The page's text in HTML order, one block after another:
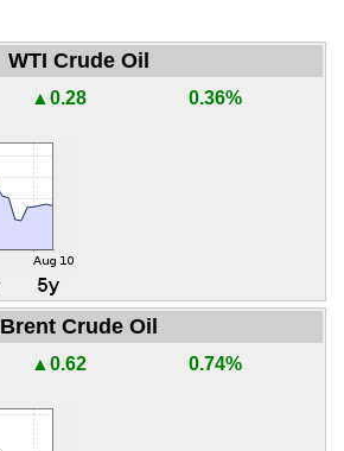
WTI Crude Oil
▲0.28 0.36%
Brent Crude Oil
▲0.62 0.74%